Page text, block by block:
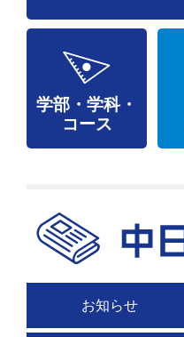
学部・学科・
コース
お知らせ